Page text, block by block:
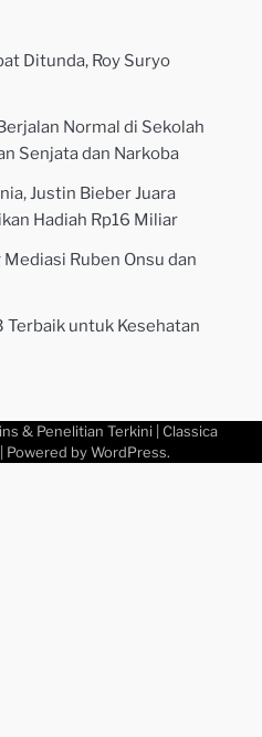
Ditunda, Roy Suryo
Normal di Sekolah
Senjata dan Narkoba
Justin Bieber Juara
Hadiah Rp16 Miliar
Ruben Onsu dan
Terbaik untuk Kesehatan
& Penelitian Terkini | Classica
| Powered by WordPress.